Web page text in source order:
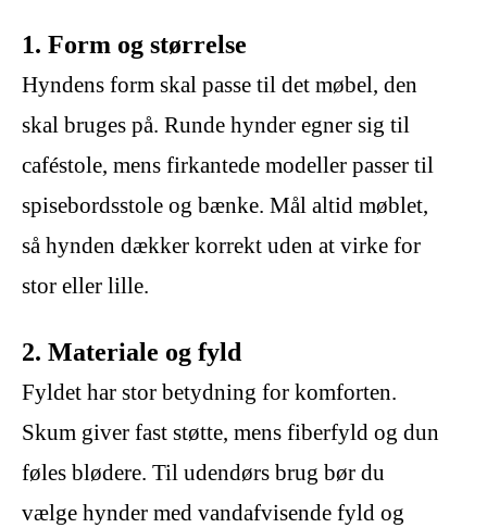
1. Form og størrelse
Hyndens form skal passe til det møbel, den
skal bruges på. Runde hynder egner sig til
caféstole, mens firkantede modeller passer til
spisebordsstole og bænke. Mål altid møblet,
så hynden dækker korrekt uden at virke for
stor eller lille.
2. Materiale og fyld
Fyldet har stor betydning for komforten.
Skum giver fast støtte, mens fiberfyld og dun
føles blødere. Til udendørs brug bør du
vælge hynder med vandafvisende fyld og